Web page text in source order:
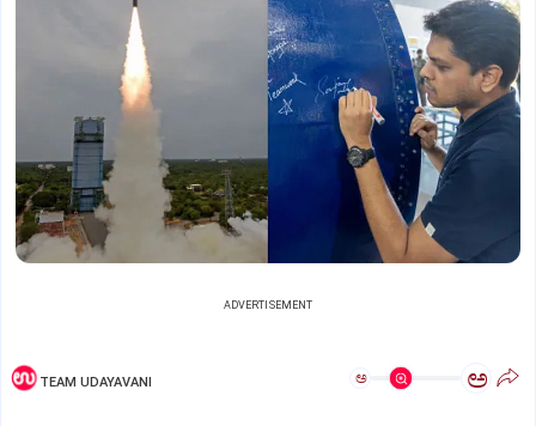
ADVERTISEMENT
TEAM UDAYAVANI ಅ ಅ